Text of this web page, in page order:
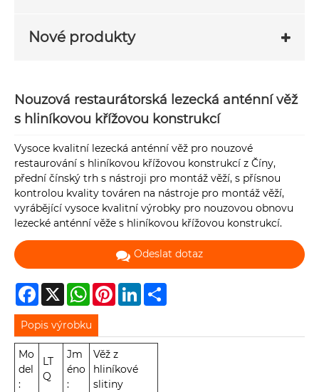
Nové produkty
Nouzová restaurátorská lezecká anténní věž
s hliníkovou křížovou konstrukcí
Vysoce kvalitní lezecká anténní věž pro nouzové
restaurování s hliníkovou křížovou konstrukcí z Číny,
přední čínský trh s nástroji pro montáž věží, s přísnou
kontrolou kvality továren na nástroje pro montáž věží,
vyrábějící vysoce kvalitní výrobky pro nouzovou obnovu
lezecké anténní věže s hliníkovou křížovou konstrukcí.
Odeslat dotaz
Facebook
X WhatsAppPinterestLinkedIn
Popis výrobku
Mo
del
:
LT
Q
Jm
éno
:
Věž z
hliníkové
slitiny